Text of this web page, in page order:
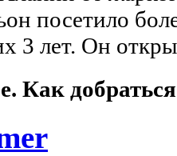
посетило
3 лет. Он
Как